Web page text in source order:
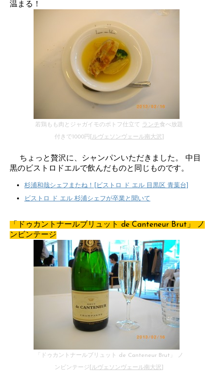
温まる！
若鶏もも肉とジャガイモのポトフ仕立て ランチ食べ放題
付きで1000円[ ルヴェソンヴェール南大沢
ちょっと贅沢に、シャンパンいただきました。 中目
黒のビストロドエルで飲んだものと同じものです。
杉浦和哉シェフまたね！[ビストロ ド エル 目黒区 青葉台]
ビストロ ド エル 杉浦シェフが卒業と聞いて
「ドゥカントナールブリュット de Canteneur Brut」 ノ
ンビンテージ
「ドゥカントナールブリュット de Canteneur Brut」 ノ
ンビンテージ[ ルヴェソンヴェール南大沢